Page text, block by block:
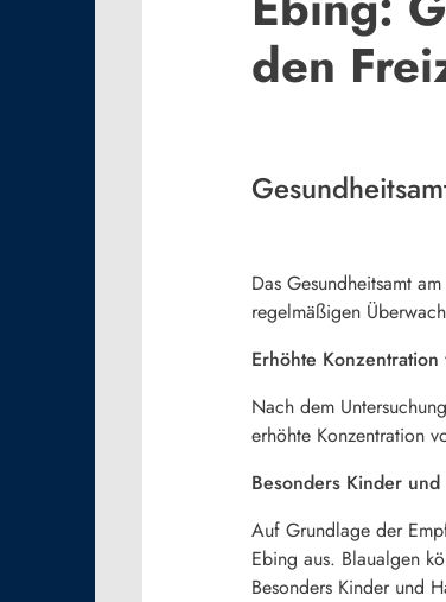
den
Das Gesundheitsamt
regelmäßigen
Erhöhte
Nach dem
erhöhte Konzentration
Besonders Kinder
Auf Grundlage der
Ebing aus. Blaualgen
Besonders Kinder und